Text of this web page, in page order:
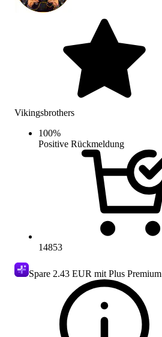
Vikingsbrothers
100%
Positive Rückmeldung
14853
Spare 2.43 EUR mit Plus Premium